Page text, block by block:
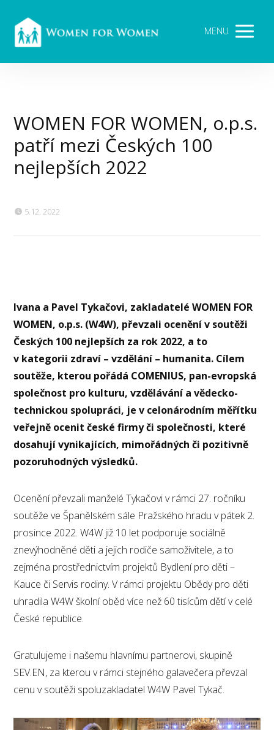
MENU
WOMEN FOR WOMEN, o.p.s.
patří mezi Českých 100
nejlepších 2022
5.12. 2022
Ivana a Pavel Tykačovi, zakladatelé WOMEN FOR
WOMEN, o.p.s. (W4W), převzali ocenění v soutěži
Českých 100 nejlepších za rok 2022, a to
v kategorii zdraví – vzdělání – humanita. Cílem
soutěže, kterou pořádá COMENIUS, pan-evropská
společnost pro kulturu, vzdělávání a vědecko-
technickou spolupráci, je v celonárodním měřítku
veřejně ocenit české firmy či společnosti, které
dosahují vynikajících, mimořádných či pozitivně
pozoruhodných výsledků.
Ocenění převzali manželé Tykačovi v rámci 27. ročníku
soutěže ve Španělském sále Pražského hradu v pátek 2.
prosince 2022. W4W již 10 let podporuje sociálně
znevýhodněné děti a jejich rodiče samoživitele, a to
zejména prostřednictvím projektů Bydlení pro děti –
Kauce či Servis rodiny. V rámci projektu Obědy pro děti
uhradila W4W školní oběd více než 60 tisícům dětí v celé
České republice.
Gratulujeme i našemu hlavnímu partnerovi, skupině
SEV.EN, za kterou v rámci stejného galavečera převzal
cenu v soutěži spoluzakladatel W4W Pavel Tykač.